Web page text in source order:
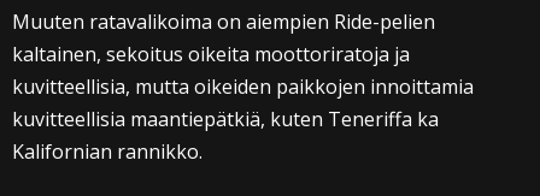
Muuten ratavalikoima on aiempien Ride-pelien
kaltainen, sekoitus oikeita moottoriratoja ja
kuvitteellisia, mutta oikeiden paikkojen innoittamia
kuvitteellisia maantiepätkiä, kuten Teneriffa ka
Kalifornian rannikko.